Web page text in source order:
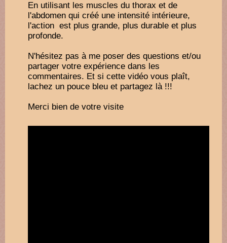
En utilisant les muscles du thorax et de
l'abdomen qui créé une intensité intérieure,
l'action est plus grande, plus durable et plus
profonde.
N'hésitez pas à me poser des questions et/ou
partager votre expérience dans les
commentaires. Et si cette vidéo vous plaît,
lachez un pouce bleu et partagez là !!!
Merci bien de votre visite